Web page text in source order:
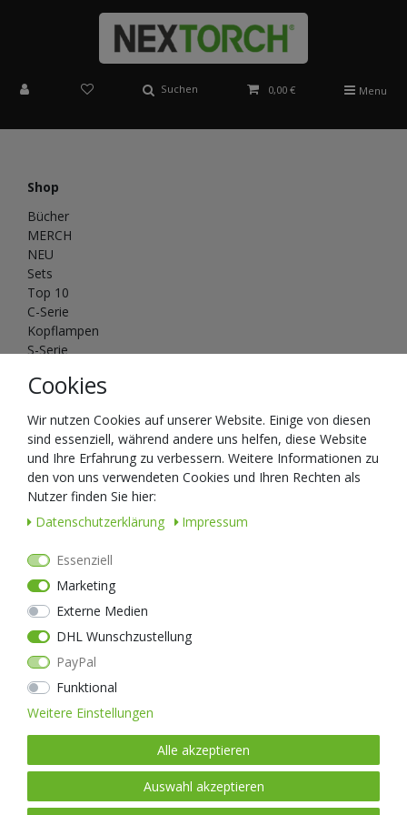
Suchen 0,00 € Menu
Shop
Bücher
MERCH
NEU
Sets
Top 10
C-Serie
Kopflampen
S-Serie
T&P-Serie
Zubehör
GLO TOOB
Nextool
Messer
Über Uns
Firmenkunden
Widerrufsformular
Impressum
AGB
Datenschutz
WIDERRUF Versanddienstleister
Cookies
Wir nutzen Cookies auf unserer Website. Einige von diesen
sind essenziell, während andere uns helfen, diese Website
und Ihre Erfahrung zu verbessern. Weitere Informationen zu
den von uns verwendeten Cookies und Ihren Rechten als
Nutzer finden Sie hier:
Daten­schutz­erklärung
Impressum
Essenziell
Marketing
Externe Medien
DHL Wunschzustellung
PayPal
Funktional
Weitere Einstellungen
Alle akzeptieren
Auswahl akzeptieren